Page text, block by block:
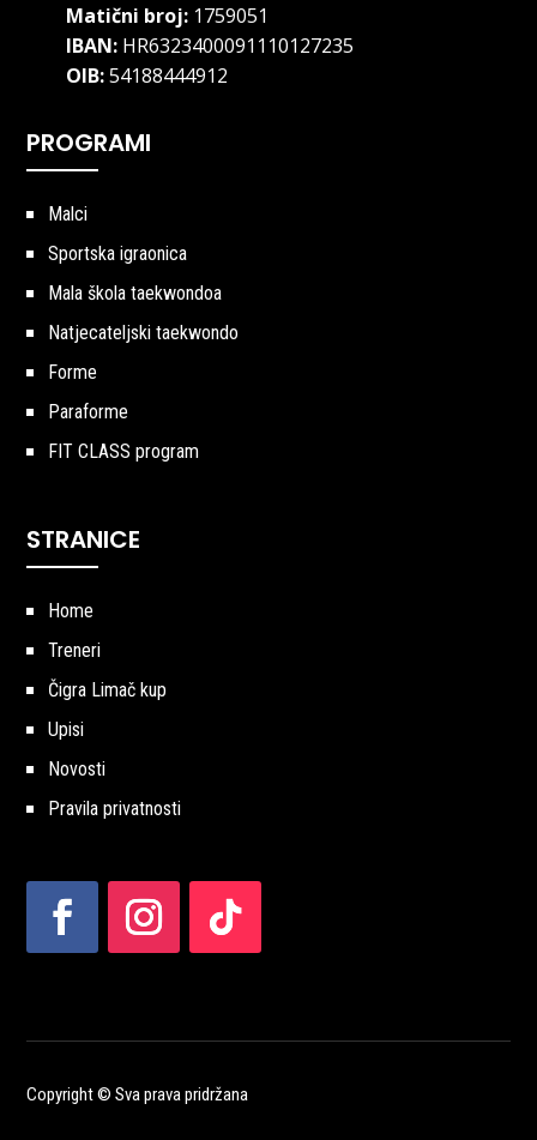
Matični broj:1759051
IBAN:HR6323400091110127235
OIB:54188444912
PROGRAMI
Malci
Sportska igraonica
Mala škola taekwondoa
Natjecateljski taekwondo
Forme
Paraforme
FIT CLASS program
STRANICE
Home
Treneri
Čigra Limač kup
Upisi
Novosti
Pravila privatnosti
Copyright © Sva prava pridržana